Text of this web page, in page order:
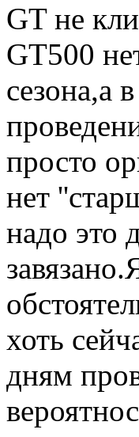
GT не
GT500
сезона,а
просто
нет
надо это
хоть
дням